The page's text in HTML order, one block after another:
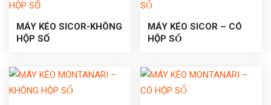
MÁY KÉO SICOR-KHÔNG
HỘP SỐ
MÁY KÉO SICOR – CÓ
HỘP SỐ